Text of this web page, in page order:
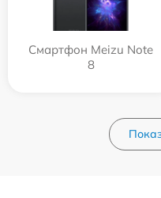
Смартфон Meizu Note
8